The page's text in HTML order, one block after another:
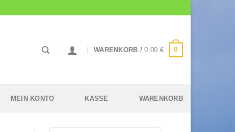
WARENKORB /0,00 € 0
MEIN KONTO KASSE WARENKORB